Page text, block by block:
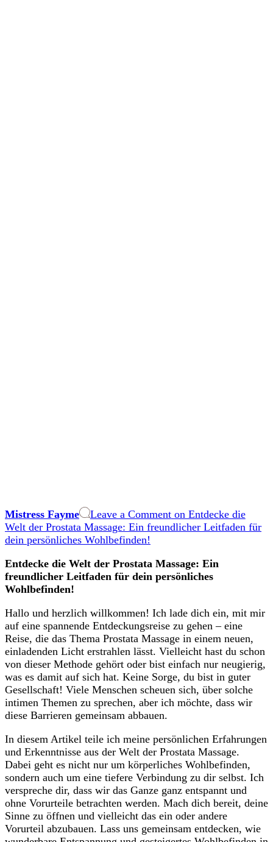
Mistress Fayme Leave a Commenton Entdecke die
Welt der Prostata Massage: Ein freundlicher Leitfaden für
dein persönliches Wohlbefinden!
Entdecke die ​Welt der⁣ Prostata Massage: Ein
freundlicher Leitfaden für dein persönliches
Wohlbefinden!
Hallo und herzlich willkommen!⁤ Ich lade dich ⁤ein,⁣ mit mir
auf eine spannende Entdeckungsreise zu gehen –⁤ eine
Reise, die das Thema Prostata Massage in⁣ einem neuen,
einladenden Licht erstrahlen lässt. Vielleicht hast du schon
von dieser Methode ​gehört oder bist⁤ einfach nur⁣ neugierig,
was⁣ es damit auf sich hat. ​Keine Sorge, ​du bist in guter
⁣Gesellschaft! Viele Menschen ‍scheuen sich, über solche
intimen Themen zu sprechen,⁣ aber ich möchte,⁤ dass ‌wir
diese Barrieren gemeinsam abbauen.
In diesem Artikel teile ich meine persönlichen ⁣Erfahrungen
und Erkenntnisse aus der Welt der Prostata⁤ Massage.
Dabei geht es nicht nur um körperliches‌ Wohlbefinden,
sondern auch um eine tiefere Verbindung zu dir selbst. Ich
verspreche dir, dass wir das Ganze ganz entspannt und
ohne Vorurteile betrachten ‌werden.‌ Mach dich ​bereit, deine
Sinne zu öffnen⁤ und vielleicht das ein oder andere
Vorurteil abzubauen. ​Lass uns gemeinsam entdecken, wie